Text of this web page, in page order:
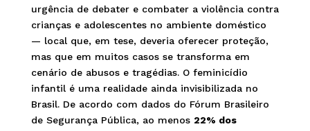
urgência de debater e combater a violência contra
crianças e adolescentes no ambiente doméstico
— local que, em tese, deveria oferecer proteção,
mas que em muitos casos se transforma em
cenário de abusos e tragédias. O feminicídio
infantil é uma realidade ainda invisibilizada no
Brasil. De acordo com dados do Fórum Brasileiro
de Segurança Pública, ao menos 22% dos